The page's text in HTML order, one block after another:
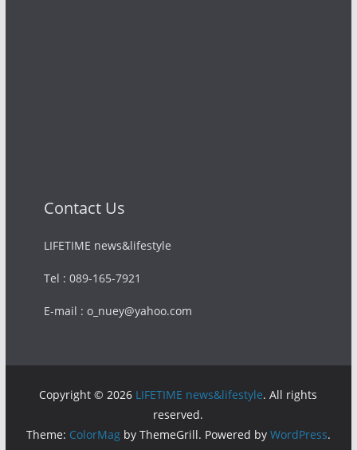
Contact Us
LIFETIME news&lifestyle
Tel : 089-165-7921
E-mail : o_nuey@yahoo.com
Copyright © 2026 LIFETIME news&lifestyle. All rights
reserved.
Theme: ColorMagby ThemeGrill. Powered by WordPress.